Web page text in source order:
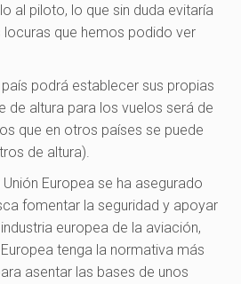
al piloto, lo que sin duda evitaría
locuras que hemos podido ver
podrá establecer sus propias
de altura para los vuelos será de
que en otros países se puede
de altura).
Europea se ha asegurado
fomentar la seguridad y apoyar
europea de la aviación,
tenga la normativa más
asentar las bases de unos